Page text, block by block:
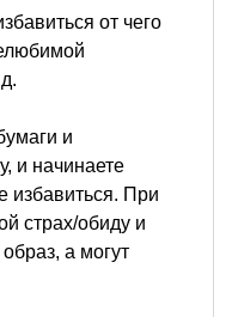
от чего
и
и начинаете
избавиться. При
страх/обиду и
а могут